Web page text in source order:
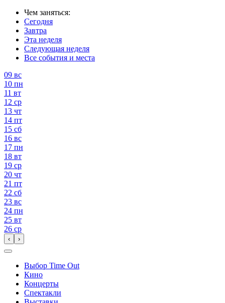
Чем заняться:
Сегодня
Завтра
Эта неделя
Следующая неделя
Все события и места
09 вс
10 пн
11 вт
12 ср
13 чт
14 пт
15 сб
16 вс
17 пн
18 вт
19 ср
20 чт
21 пт
22 сб
23 вс
24 пн
25 вт
26 ср
‹ ›
Выбор Time Out
Кино
Концерты
Спектакли